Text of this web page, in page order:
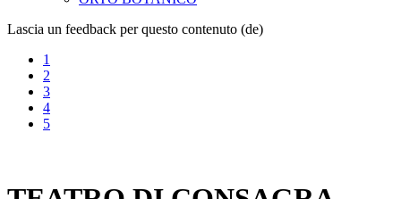
Lascia un feedback per questo contenuto (de)
1
2
3
4
5